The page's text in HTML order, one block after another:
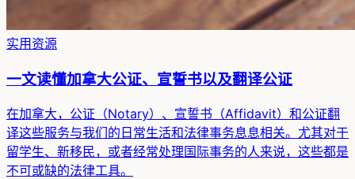
实用资源
一文读懂加拿大公证、宣誓书以及翻译公证
在加拿大，公证（Notary）、宣誓书（Affidavit）和公证翻
译这些服务与我们的日常生活和法律事务息息相关。尤其对于
留学生、新移民，或者经常处理国际事务的人来说，这些都是
不可或缺的法律工具。